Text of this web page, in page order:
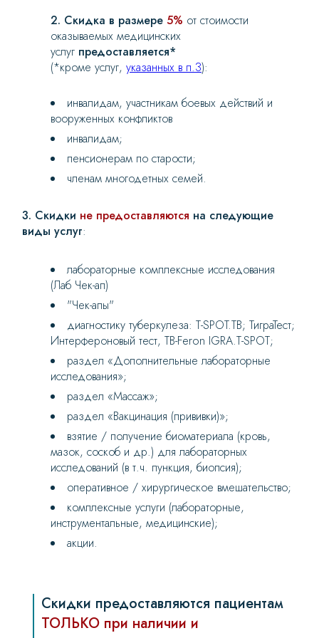
2. Скидка в размере 5% от стоимости
оказываемых медицинских
услуг предоставляется*
(*кроме услуг, указанных в п.3):
инвалидам, участникам боевых действий и
вооруженных конфликтов
инвалидам;
пенсионерам по старости;
членам многодетных семей.
3. Скидки не предоставляются на следующие
виды услуг:
лабораторные комплексные исследования
(Лаб Чек-ап)
"Чек-апы"
диагностику туберкулеза: T-SPOT.TB; ТиграТест;
Интерфероновый тест, TB-Feron IGRA.T-SPOT;
раздел «Дополнительные лабораторные
исследования»;
раздел «Массаж»;
раздел «Вакцинация (прививки)»;
взятие / получение биоматериала (кровь,
мазок, соскоб и др.) для лабораторных
исследований (в т.ч. пункция, биопсия);
оперативное / хирургическое вмешательство;
комплексные услуги (лабораторные,
инструментальные, медицинские);
акции.
Скидки предоставляются пациентам
ТОЛЬКО при наличии и